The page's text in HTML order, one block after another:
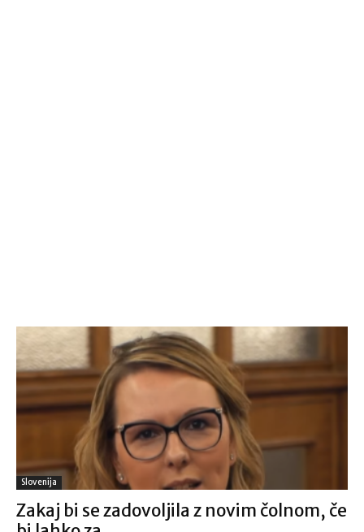
Slovenija
Zakaj bi se zadovoljila z novim čolnom, če